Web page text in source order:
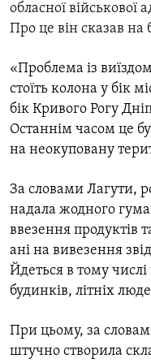
обласної військової
Про це він сказав на
«Проблема із
стоїть колона у бік
бік Кривого Рогу
Останнім часом це
на неокуповану
За словами Лагути,
надала жодного
ввезення продуктів
ані на вивезення
Йдеться в тому
будинків, літніх
При цьому, за
штучно створила